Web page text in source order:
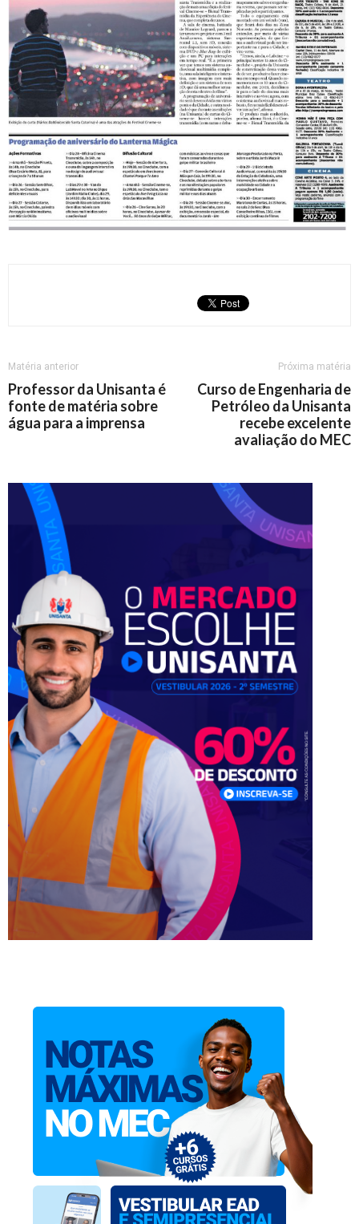
Matéria anterior
Professor da Unisanta é
fonte de matéria sobre
água para a imprensa
Próxima matéria
Curso de Engenharia de
Petróleo da Unisanta
recebe excelente
avaliação do MEC